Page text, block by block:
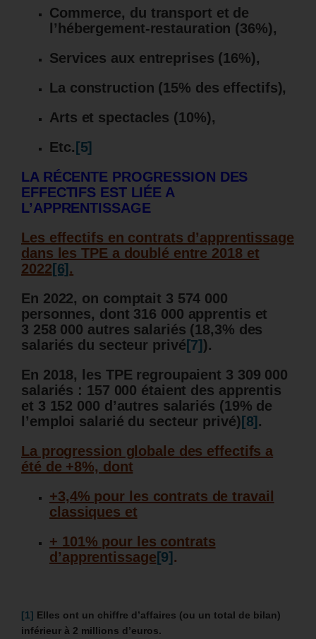
Commerce, du transport et de
l’hébergement-restauration (36%),
Services aux entreprises (16%),
La construction (15% des effectifs),
Arts et spectacles (10%),
Etc. [5]
LA RÉCENTE PROGRESSION DES
EFFECTIFS EST LIÉE A
L’APPRENTISSAGE
Les effectifs en contrats d’apprentissage
dans les TPE a doublé entre 2018 et
2022 [6] .
En 2022, on comptait 3 574 000
personnes, dont 316 000 apprentis et
3 258 000 autres salariés (18,3% des
salariés du secteur privé [7]).
En 2018, les TPE regroupaient 3 309 000
salariés : 157 000 étaient des apprentis
et 3 152 000 d’autres salariés (19% de
l’emploi salarié du secteur privé) [8] .
La progression globale des effectifs a
été de +8%, dont
+3,4% pour les contrats de travail
classiques et
+ 101% pour les contrats
d’apprentissage [9] .
[1] Elles ont un chiffre d’affaires (ou un total de bilan)
inférieur à 2 millions d’euros.